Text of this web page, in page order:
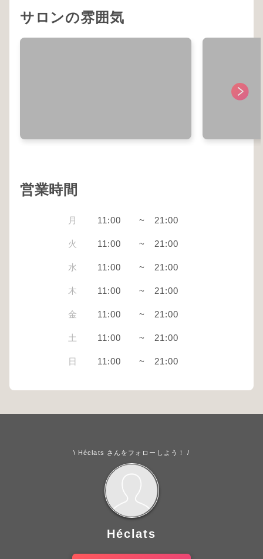
サロンの雰囲気
営業時間
月 11:00 ~ 21:00
火 11:00 ~ 21:00
水 11:00 ~ 21:00
木 11:00 ~ 21:00
金 11:00 ~ 21:00
土 11:00 ~ 21:00
日 11:00 ~ 21:00
\ Héclats さんをフォローしよう！ /
Héclats